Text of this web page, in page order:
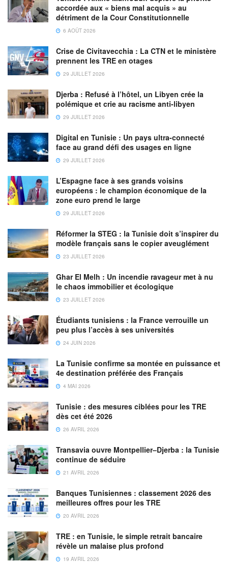
accordée aux « biens mal acquis » au
détriment de la Cour Constitutionnelle
6 AOÛT 2026
Crise de Civitavecchia : La CTN et le ministère
prennent les TRE en otages
29 JUILLET 2026
Djerba : Refusé à l’hôtel, un Libyen crée la
polémique et crie au racisme anti-libyen
29 JUILLET 2026
Digital en Tunisie : Un pays ultra-connecté
face au grand défi des usages en ligne
29 JUILLET 2026
L’Espagne face à ses grands voisins
européens : le champion économique de la
zone euro prend le large
29 JUILLET 2026
Réformer la STEG : la Tunisie doit s’inspirer du
modèle français sans le copier aveuglément
23 JUILLET 2026
Ghar El Melh : Un incendie ravageur met à nu
le chaos immobilier et écologique
23 JUILLET 2026
Étudiants tunisiens : la France verrouille un
peu plus l’accès à ses universités
24 JUIN 2026
La Tunisie confirme sa montée en puissance et
4e destination préférée des Français
4 MAI 2026
Tunisie : des mesures ciblées pour les TRE
dès cet été 2026
26 AVRIL 2026
Transavia ouvre Montpellier–Djerba : la Tunisie
continue de séduire
21 AVRIL 2026
Banques Tunisiennes : classement 2026 des
meilleures offres pour les TRE
20 AVRIL 2026
TRE : en Tunisie, le simple retrait bancaire
révèle un malaise plus profond
19 AVRIL 2026